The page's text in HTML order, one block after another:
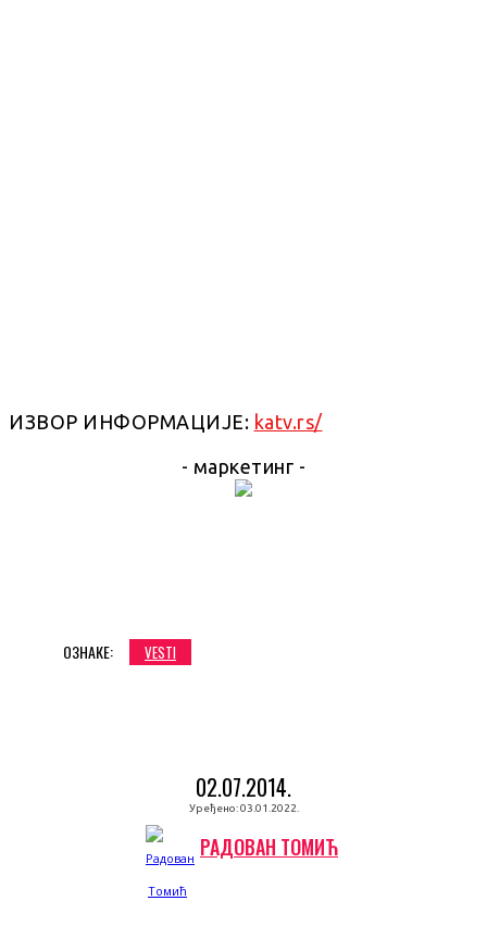
ИЗВОР ИНФОРМАЦИЈЕ: katv.rs/
- маркетинг -
ОЗНАКЕ: VESTI
02.07.2014.
Уређено: 03.01.2022.
РАДОВАН ТОМИЋ